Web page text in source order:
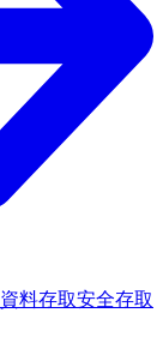
資料存取安全存取